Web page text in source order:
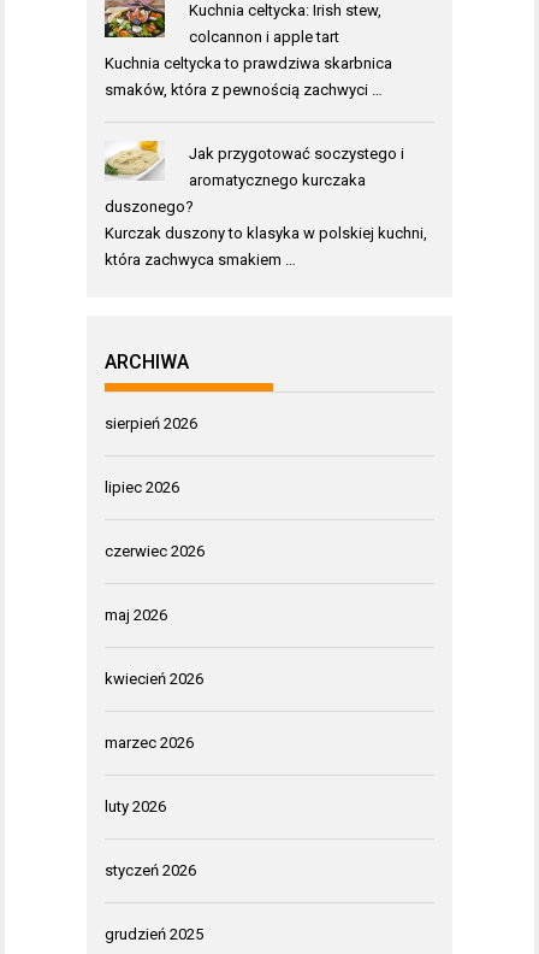
Kuchnia celtycka: Irish stew,
colcannon i apple tart
Kuchnia celtycka to prawdziwa skarbnica
smaków, która z pewnością zachwyci …
Jak przygotować soczystego i
aromatycznego kurczaka
duszonego?
Kurczak duszony to klasyka w polskiej kuchni,
która zachwyca smakiem …
ARCHIWA
sierpień 2026
lipiec 2026
czerwiec 2026
maj 2026
kwiecień 2026
marzec 2026
luty 2026
styczeń 2026
grudzień 2025